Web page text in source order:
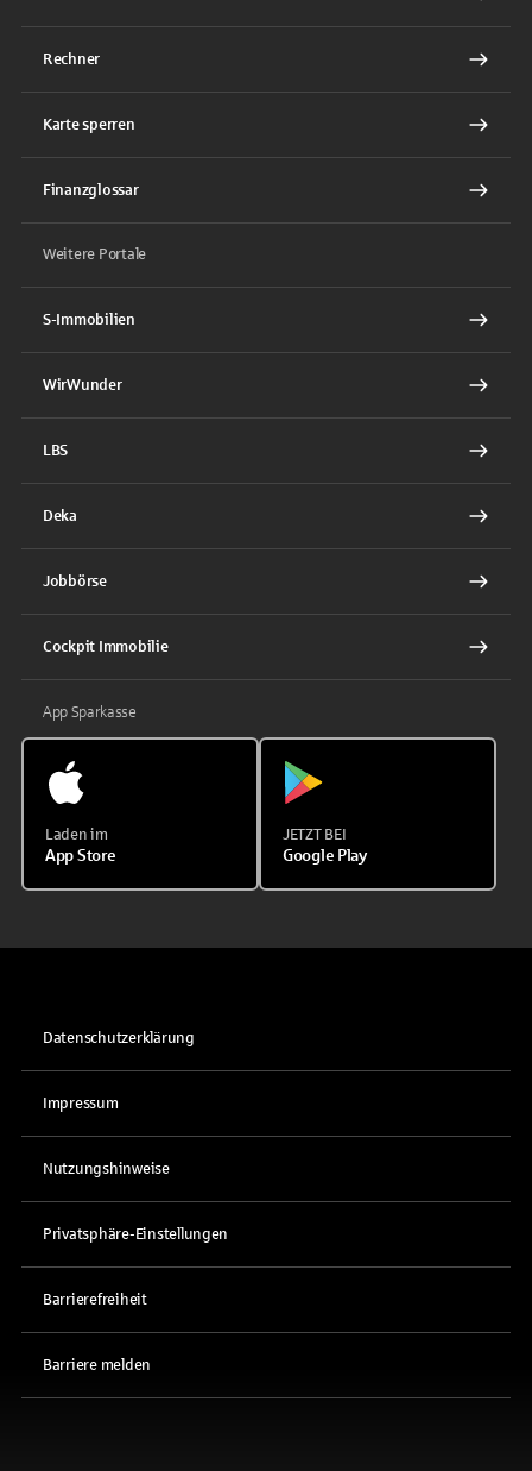
Rechner
Karte sperren
Finanzglossar
Weitere Portale
S-Immobilien
WirWunder
LBS
Deka
Jobbörse
Cockpit Immobilie
App Sparkasse
Laden im
App Store
JETZT BEI
Google Play
Datenschutzerklärung
Impressum
Nutzungshinweise
Privatsphäre-Einstellungen
Barrierefreiheit
Barriere melden